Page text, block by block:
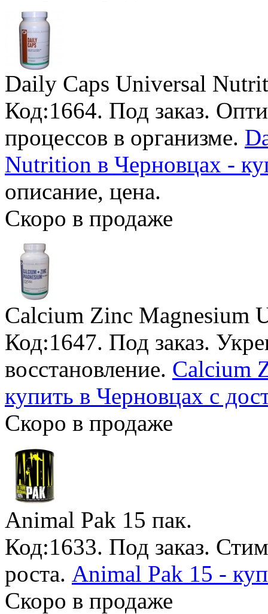
Daily Caps Universal
Код:1664. Под заказ.
процессов в организме.
Nutrition в Черновцах -
описание, цена.
Скоро в продаже
Calcium Zinc Magnesium
Код:1647. Под заказ.
восстановление. Calcium
купить в Черновцах с
Скоро в продаже
Animal Pak 15 пак.
Код:1633. Под заказ.
роста. Animal Pak 15 -
Скоро в продаже